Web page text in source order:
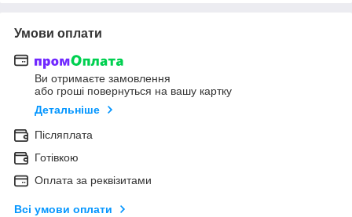
Умови оплати
Ви отримаєте замовлення
або гроші повернуться на вашу картку
Детальніше
Післяплата
Готівкою
Оплата за реквізитами
Всі умови оплати